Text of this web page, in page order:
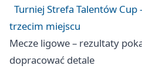
Turniej Strefa Talentów Cup
trzecim miejscu
Mecze ligowe – rezultaty
dopracować detale